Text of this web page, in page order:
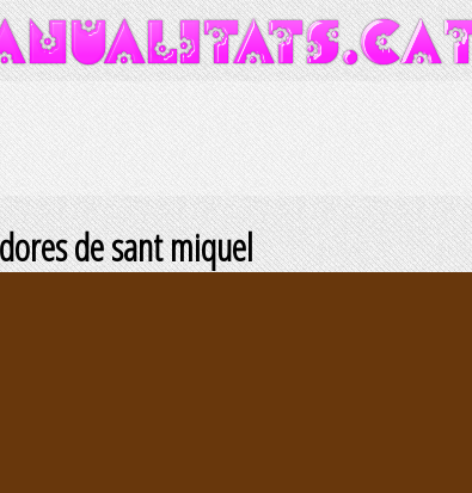
de sant miquel